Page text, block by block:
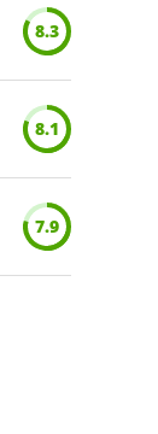
8.3
8.1
7.9